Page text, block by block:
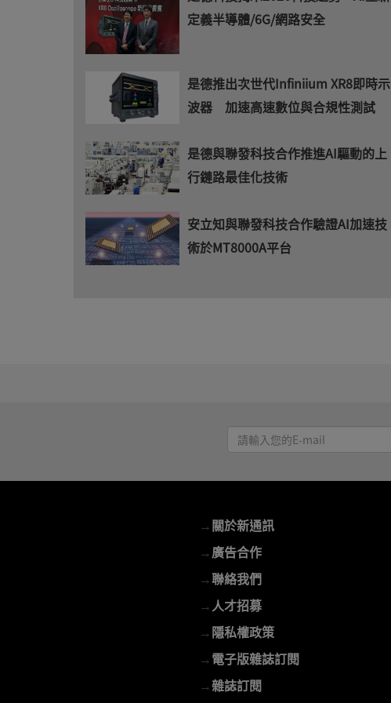
定義半導體/6G/網路安全
是德推出次世代Infiniium XR8即時示
波器 加速高速數位與合規性測試
是德與聯發科技合作推進AI驅動的上
行鏈路最佳化技術
安立知與聯發科技合作驗證AI加速技
術於MT8000A平台
請
輸
E-
mail
→關於新通訊
→廣告合作
→聯絡我們
→ 人才招募
→隱私權政策
→電子版雜誌訂閱
→雜誌訂閱